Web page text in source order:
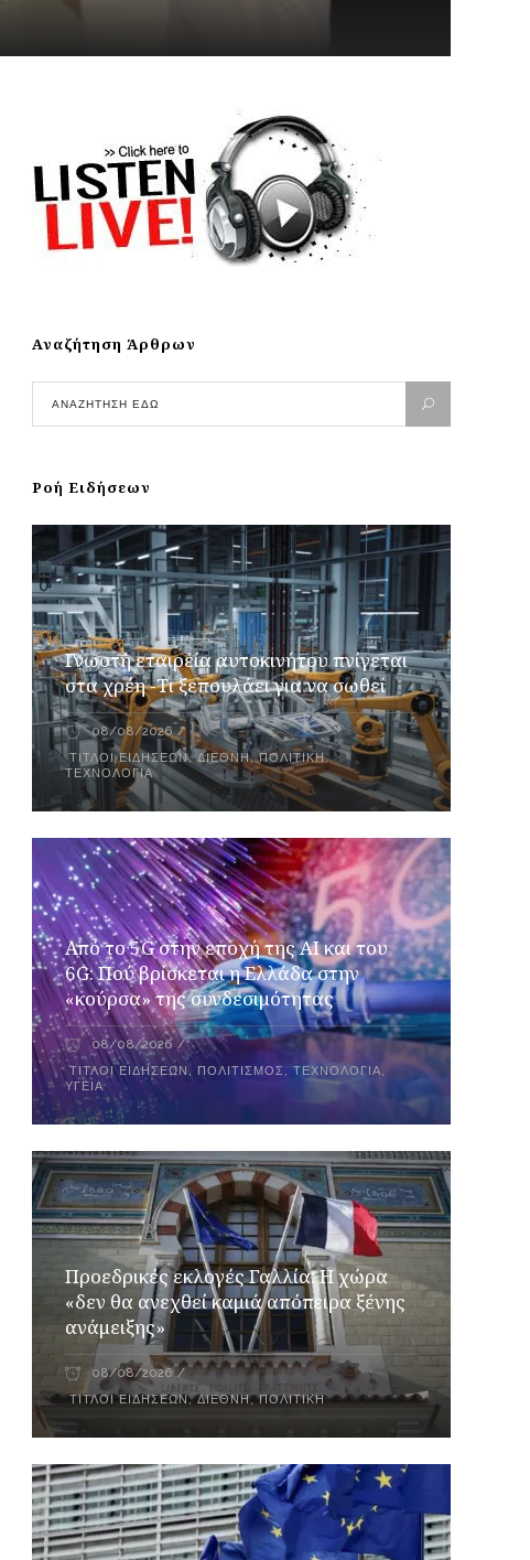
Αναζήτηση Άρθρων
Ροή Ειδήσεων
Γνωστή εταιρεία αυτοκινήτου πνίγεται
στα χρέη -Τι ξεπουλάει για να σωθεί
08/08/2026
ΤΊΤΛΟΙ ΕΙΔΉΣΕΩΝ,ΔΙΕΘΝΉ,ΠΟΛΙΤΙΚΉ,
ΤΕΧΝΟΛΟΓΊΑ
Από το 5G στην εποχή της AI και του
6G: Πού βρίσκεται η Ελλάδα στην
«κούρσα» της συνδεσιμότητας
08/08/2026
ΤΊΤΛΟΙ ΕΙΔΉΣΕΩΝ , ΠΟΛΙΤΙΣΜΌΣ,ΤΕΧΝΟΛΟΓΊΑ,
ΥΓΕΊΑ
Προεδρικές εκλογές Γαλλία: Η χώρα
«δεν θα ανεχθεί καμιά απόπειρα ξένης
ανάμειξης»
08/08/2026
ΤΊΤΛΟΙ ΕΙΔΉΣΕΩΝ,ΔΙΕΘΝΉ,ΠΟΛΙΤΙΚΉ